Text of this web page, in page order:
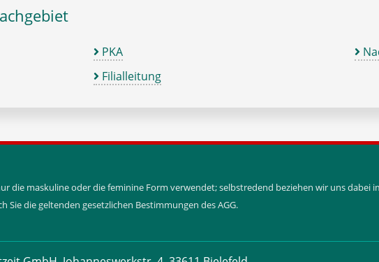
PKA
Filialleitung
die maskuline oder die feminine Form verwendet; selbstredend beziehen wir uns dabei
Sie die geltenden gesetzlichen Bestimmungen des AGG.